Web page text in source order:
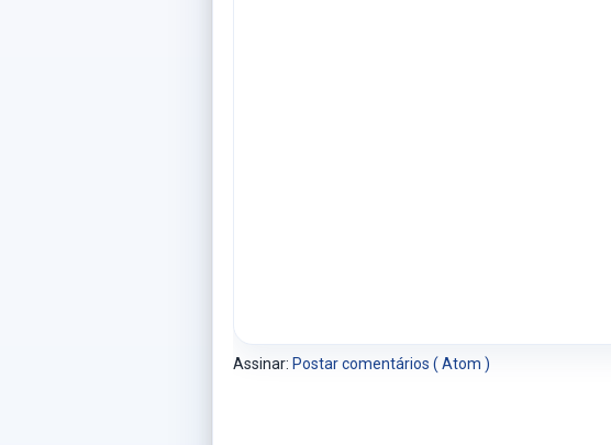
Assinar: Postar comentários ( Atom )